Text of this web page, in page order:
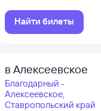
Найти билеты
в Алексеевское
Благодарный -
Алексеевское,
Ставропольский край